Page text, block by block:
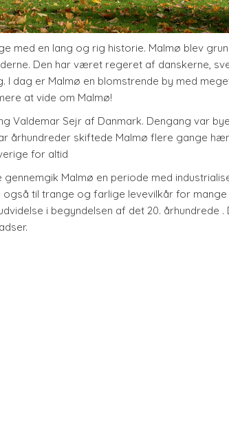
med en lang og rig historie. Malmø blev
Den har været regeret af danskerne,
I dag er Malmø en blomstrende by med
at vide om Malmø!
Valdemar Sejr af Danmark. Dengang var
århundreder skiftede Malmø flere gange
for altid
gennemgik Malmø en periode med
til trange og farlige levevilkår for
i begyndelsen af det 20.